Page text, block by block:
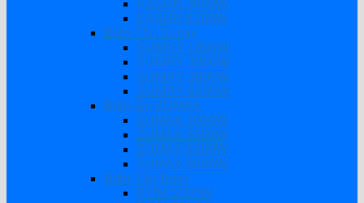
EASUN 3800W
EASUN 6200W
Biến Tần Sumry
SUMRY 1800W
SUMRY 3000W
SUMRY 3800W
SUMRY 6200W
Biến tần ZUMAX
ZUMAX 3000W
ZUMAX 5500W
ZUMAX 6200W
ZUMAX 6600W
Biến Tần Bơm
BƠM 5500W